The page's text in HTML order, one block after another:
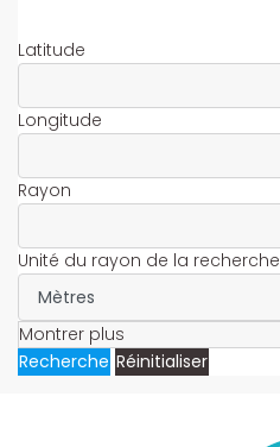
Latitude
Longitude
Rayon
Unité du rayon de la recherche
Montrer plus
Recherche Réinitialiser